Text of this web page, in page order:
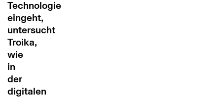
Technologie
eingeht,
untersucht
Troika,
wie
in
der
digitalen